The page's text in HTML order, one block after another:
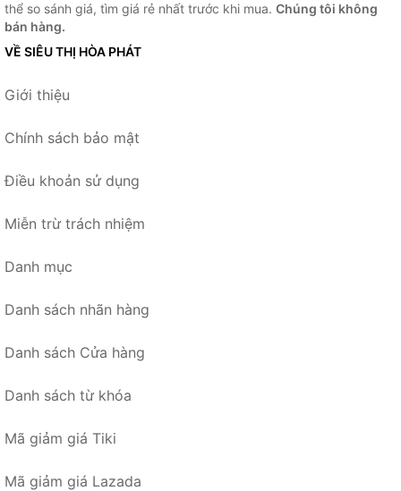
thể so sánh giá, tìm giá rẻ nhất trước khi mua. Chúng tôi không
bán hàng.
VỀ SIÊU THỊ HÒA PHÁT
Giới thiệu
Chính sách bảo mật
Điều khoản sử dụng
Miễn trừ trách nhiệm
Danh mục
Danh sách nhãn hàng
Danh sách Cửa hàng
Danh sách từ khóa
Mã giảm giá Tiki
Mã giảm giá Lazada